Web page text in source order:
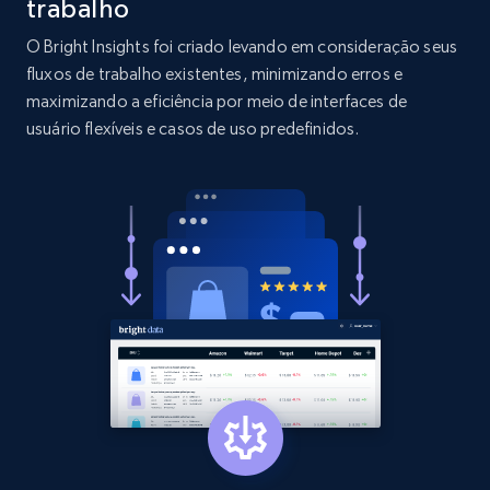
2.1K+ 375+ Comece agora
URL, Product id, Listing inventory id, Title, Rating,
Reviews count shop, Reviews count item, Initial
price, and more.
1.9K+ 322+ Comece agora
Etsy - Collect data on products using
specified keywords
URL, Product id, Listing inventory id, Title, Rating,
trabalho
O Bright Insights foi criado levando em consideração seus
fluxos de trabalho existentes, minimizando erros e
maximizando a eficiência por meio de interfaces de
usuário flexíveis e casos de uso predefinidos.